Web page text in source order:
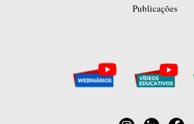
Publicações